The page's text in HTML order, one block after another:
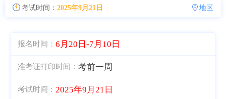
考试时间： 2025年9月21日 地区
报名时间： 6月20日-7月10日
准考证打印时间： 考前一周
考试时间： 2025年9月21日